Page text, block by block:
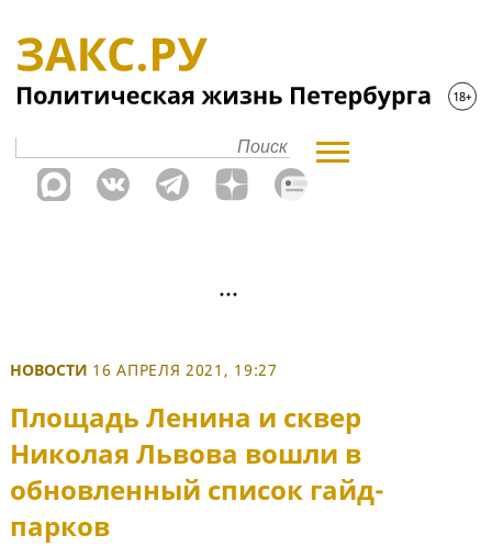
НОВОСТИ 16 АПРЕЛЯ 2021, 19:27
Площадь Ленина и сквер
Николая Львова вошли в
обновленный список гайд-
парков